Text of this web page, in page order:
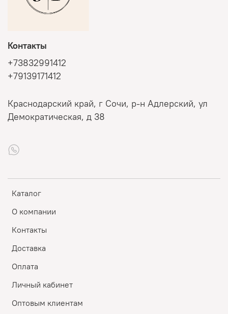
Каталог
О компании
Контакты
Доставка
Оплата
Личный кабинет
Оптовым клиентам
Контакты
+73832991412
+79139171412
Краснодарский край, г Сочи, р-н Адлерский, ул
Демократическая, д 38